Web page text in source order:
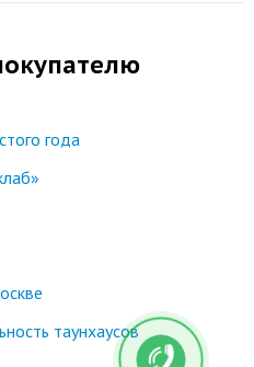
года
таунхаусов